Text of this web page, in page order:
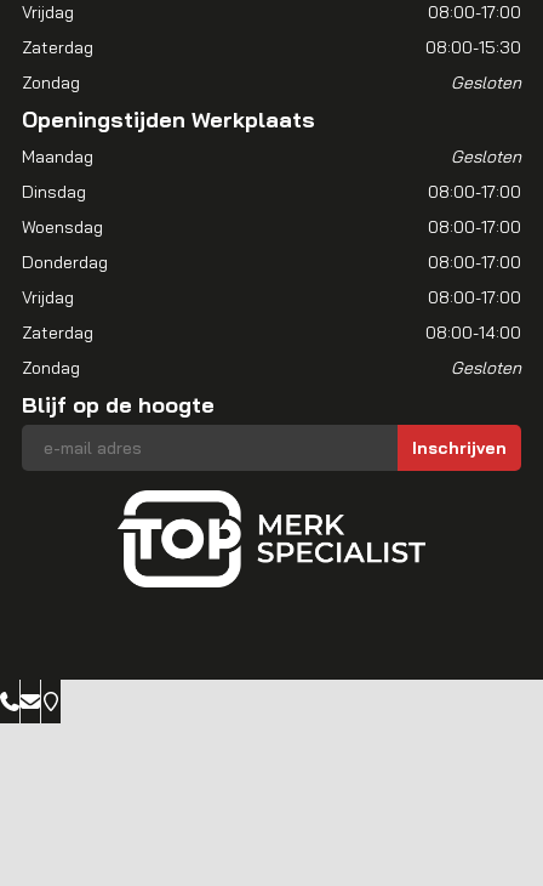
Vrijdag
08:00-17:00
Zaterdag
08:00-15:30
Zondag
Gesloten
Openingstijden Werkplaats
Maandag
Gesloten
Dinsdag
08:00-17:00
Woensdag
08:00-17:00
Donderdag
08:00-17:00
Vrijdag
08:00-17:00
Zaterdag
08:00-14:00
Zondag
Gesloten
Blijf op de hoogte
E-mailadres